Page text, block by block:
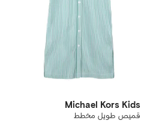
Michael Kors Kids
قميص طويل مخطط